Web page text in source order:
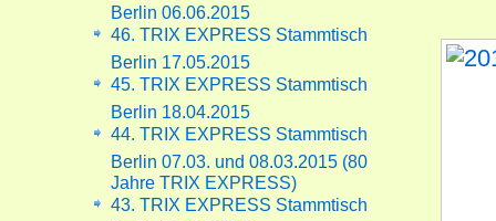
Berlin 06.06.2015
46. TRIX EXPRESS Stammtisch
Berlin 17.05.2015
45. TRIX EXPRESS Stammtisch
Berlin 18.04.2015
44. TRIX EXPRESS Stammtisch
Berlin 07.03. und 08.03.2015 (80
Jahre TRIX EXPRESS)
43. TRIX EXPRESS Stammtisch